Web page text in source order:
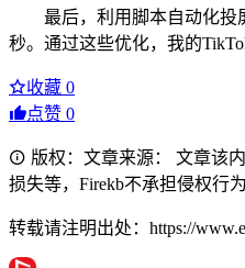
最后，利用脚本自动化投
秒。通过这些优化，我的
收藏 0
点赞 0
版权：文章来源： 文章该
损失等，Firekb不承担侵权行
转载请注明出处：https://